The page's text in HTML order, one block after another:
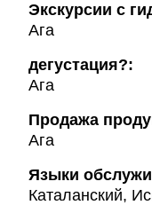
Экскурсии с
Ага
дегустация?:
Ага
Продажа
Ага
Языки
Каталанский,